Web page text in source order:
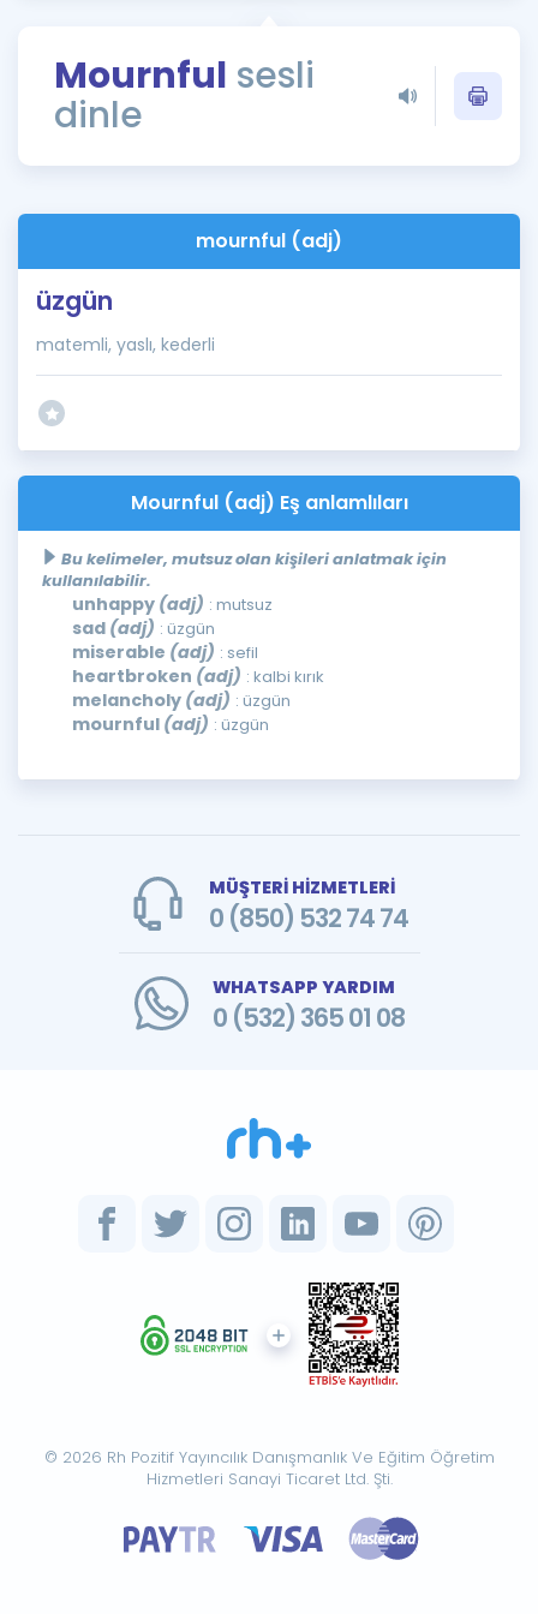
Rehberlik Aracı
ÖSYM Sınav Takvimi
İngilizce Gramer
Mournful sesli
dinle
mournful (adj)
üzgün
matemli, yaslı, kederli
Mournful (adj) Eş anlamlıları
Bu kelimeler, mutsuz olan kişileri anlatmak için
kullanılabilir.
unhappy (adj) : mutsuz
sad (adj) : üzgün
miserable (adj) : sefil
heartbroken (adj) : kalbi kırık
melancholy (adj) : üzgün
mournful (adj) : üzgün
MÜŞTERİ HİZMETLERİ
0 (850) 532 74 74
WHATSAPP YARDIM
0 (532) 365 01 08
© 2026 Rh Pozitif Yayıncılık Danışmanlık Ve Eğitim Öğretim
Hizmetleri Sanayi Ticaret Ltd. Şti.